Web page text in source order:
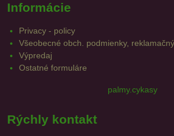
Informácie
Privacy - policy
Všeobecné obch. podmienky,
Výpredaj
Ostatné formuláre
palmy.cykasy
Rýchly kontakt